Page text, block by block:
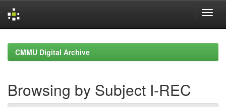
navigationCMMU Digital Archive
Browsing by Subject I-REC